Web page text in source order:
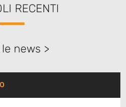
RECENTI
news >